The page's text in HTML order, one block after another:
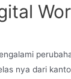
nya dari